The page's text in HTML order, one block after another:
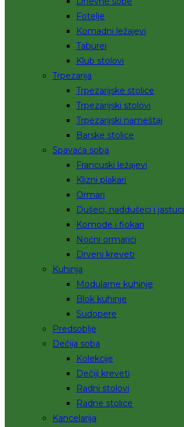
Fotelje
Komadni ležajevi
Taburei
Klub stolovi
Trpezarija
Trpezarijske stolice
Trpezarijski stolovi
Trpezarijski nameštaj
Barske stolice
Spavaća soba
Francuski ležajevi
Klizni plakari
Ormari
Dušeci, naddušeci i jastuci
Komode i fiokari
Noćni ormarići
Drveni kreveti
Kuhinja
Modularne kuhinje
Blok kuhinje
Sudopere
Predsoblje
Dečija soba
Kolekcije
Dečiji kreveti
Radni stolovi
Radne stolice
Kancelarija